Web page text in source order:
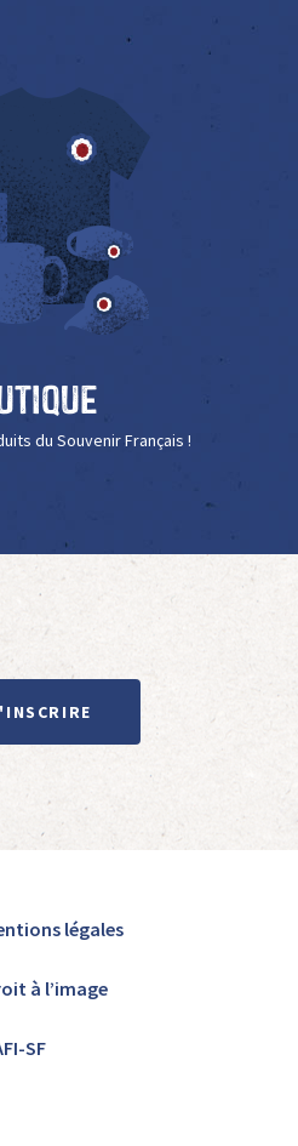
du Souvenir Français !
légales
à l’image
SF